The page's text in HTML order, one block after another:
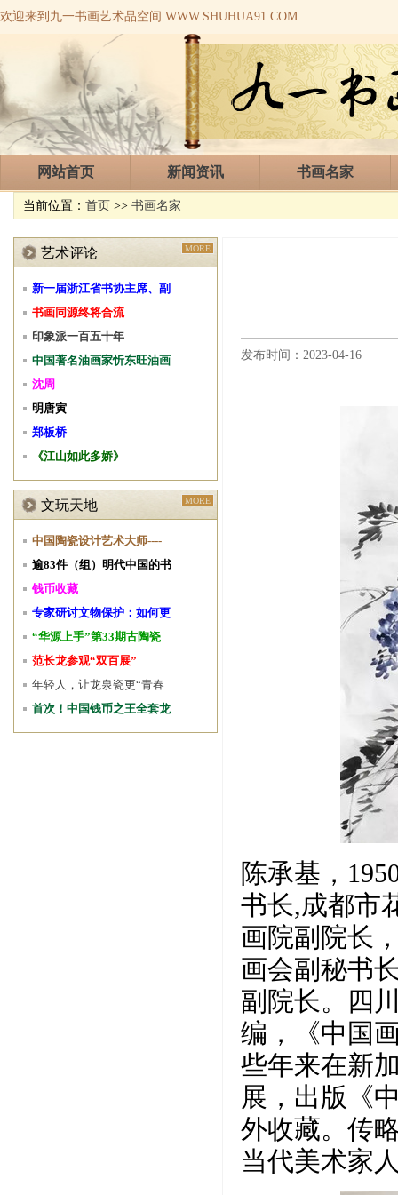
欢迎来到九一书画艺术品空间 WWW.SHUHUA91.COM
网站首页 新闻资讯 书画名家
当前位置： 首页 >> 书画名家
发布时间：2023-04-16
陈承基，
书长,成都市
画院副院长
画会副秘书
副院长。四
编，《中国
些年来在新
展，出版《
外收藏。传
当代美术家
艺术评论 MORE
新一届浙江省书协主席、副
书画同源终将合流
印象派一百五十年
中国著名油画家忻东旺油画
沈周
明唐寅
郑板桥
《江山如此多娇》
文玩天地 MORE
中国陶瓷设计艺术大师----
逾83件（组）明代中国的书
钱币收藏
专家研讨文物保护：如何更
“华源上手”第33期古陶瓷
范长龙参观“双百展”
年轻人，让龙泉瓷更“青春
首次！中国钱币之王全套龙